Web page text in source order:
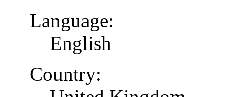
Language:
English
Country: